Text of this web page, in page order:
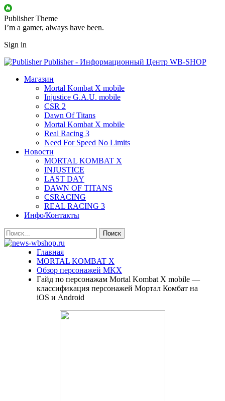
Publisher Theme
I’m a gamer, always have been.
Sign in
Publisher - Информационный Центр WB-SHOP
Магазин
Mortal Kombat X mobile
Injustice G.A.U. mobile
CSR 2
Dawn Of Titans
Mortal Kombat X mobile
Real Racing 3
Need For Speed No Limits
Новости
MORTAL KOMBAT X
INJUSTICE
LAST DAY
DAWN OF TITANS
CSRACING
REAL RACING 3
Инфо/Контакты
Главная
MORTAL KOMBAT X
Обзор персонажей MKX
Гайд по персонажам Mortal Kombat X mobile —
классификация персонажей Мортал Комбат на
iOS и Android